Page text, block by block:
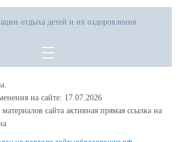
отдыха детей и их оздоровления
на сайте: 17.07.2026
сайта активная прямая ссылка на